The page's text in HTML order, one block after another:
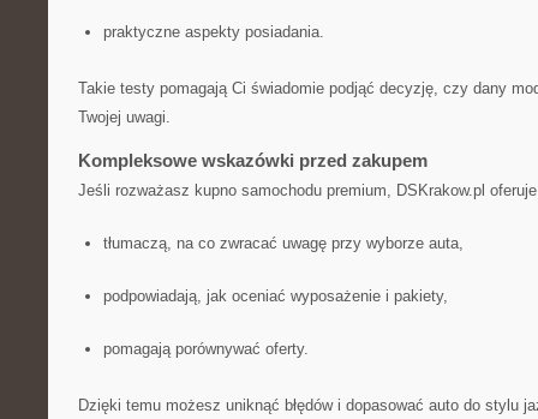
praktyczne aspekty posiadania.
Takie testy pomagają Ci świadomie podjąć decyzję, czy dany
Twojej uwagi.
Kompleksowe wskazówki przed zakupem
Jeśli rozważasz kupno samochodu premium, DSKrakow.pl
tłumaczą, na co zwracać uwagę przy wyborze auta,
podpowiadają, jak oceniać wyposażenie i pakiety,
pomagają porównywać oferty.
Dzięki temu możesz uniknąć błędów i dopasować auto do stylu